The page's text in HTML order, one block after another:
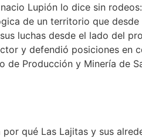
Lupión lo dice sin
de un territorio que
luchas desde el lado del
y defendió posiciones en
de Producción y Minería de
qué Las Lajitas y sus